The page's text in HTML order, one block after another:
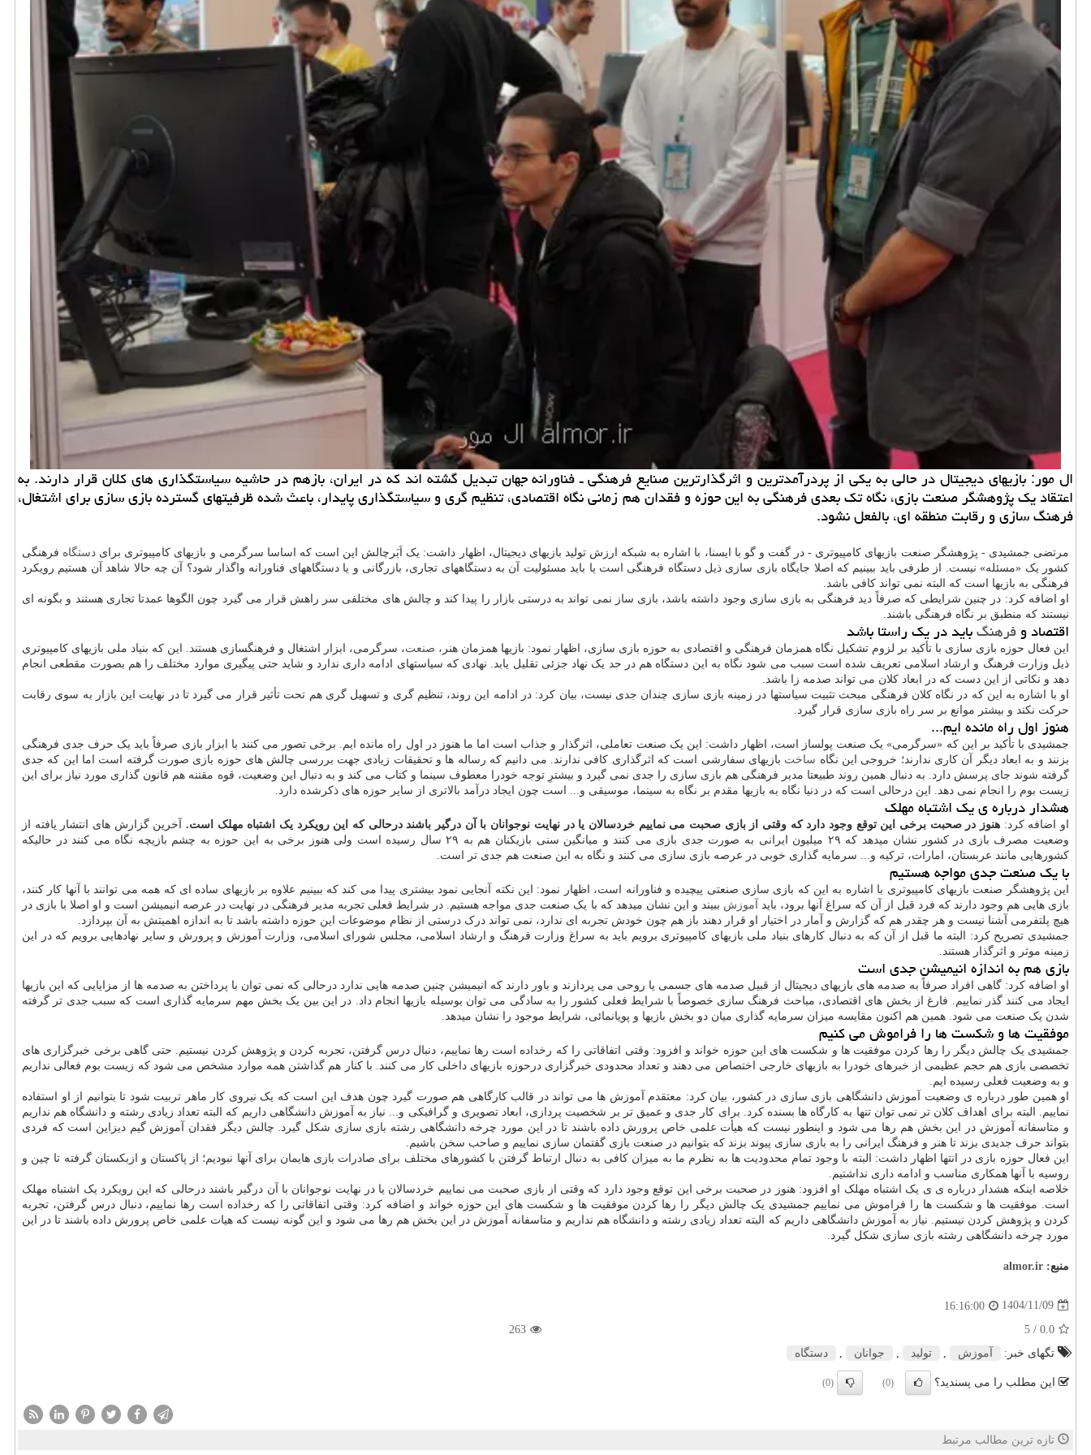
ال مور: بازیهای دیجیتال در حالی به یکی از پردرآمدترین و اثرگذارترین صنایع فرهنگی ـ فناورانه جهان تبدیل گشته اند که در ایران، بازهم در حاشیه سیاستگذاری های کلان قرار دارند. به
اعتقاد یک پژوهشگر صنعت بازی، نگاه تک بعدی فرهنگی به این حوزه و فقدان هم زمانی نگاه اقتصادی، تنظیم گری و سیاستگذاری پایدار، باعث شده ظرفیتهای گسترده بازی سازی برای اشتغال،
فرهنگ سازی و رقابت منطقه ای، بالفعل نشود.
مرتضی جمشیدی - پژوهشگر صنعت بازیهای کامپیوتری - در گفت و گو با ایسنا، با اشاره به شبکه ارزش تولید بازیهای دیجیتال، اظهار داشت: یک اَبَرچالش این است که اساسا سرگرمی و بازیهای کامپیوتری برای دستگاه فرهنگی
کشور یک «مسئله» نیست. از طرفی باید ببینیم که اصلا جایگاه بازی سازی ذیل دستگاه فرهنگی است یا باید مسئولیت آن به دستگاههای تجاری، بازرگانی و یا دستگاههای فناورانه واگذار شود؟ آن چه حالا شاهد آن هستیم رویکرد
فرهنگی به بازیها است که البته نمی تواند کافی باشد.
او اضافه کرد: در چنین شرایطی که صرفاً دید فرهنگی به بازی سازی وجود داشته باشد، بازی ساز نمی تواند به درستی بازار را پیدا کند و چالش های مختلفی سر راهش قرار می گیرد چون الگوها عمدتا تجاری هستند و بگونه ای
نیستند که منطبق بر نگاه فرهنگی باشند.
اقتصاد وفرهنگباید در یک راستا باشد
این فعال حوزه بازی سازی با تأکید بر لزوم تشکیل نگاه همزمان فرهنگی و اقتصادی به حوزه بازی سازی، اظهار نمود: بازیها همزمان هنر، صنعت، سرگرمی، ابزار اشتغال و فرهنگسازی هستند. این که بنیاد ملی بازیهای کامپیوتری
ذیل وزارت فرهنگ و ارشاد اسلامی تعریف شده است سبب می شود نگاه به این دستگاه هم در حد یک نهاد جزئی تقلیل یابد. نهادی که سیاستهای ادامه داری ندارد و شاید حتی پیگیری موارد مختلف را هم بصورت مقطعی انجام
دهد و نکاتی از این دست که در ابعاد کلان می تواند صدمه زا باشد.
او با اشاره به این که در نگاه کلان فرهنگی مبحث تثبیت سیاستها در زمینه بازی سازی چندان جدی نیست، بیان کرد: در ادامه این روند، تنظیم گری و تسهیل گری هم تحت تأثیر قرار می گیرد تا در نهایت این بازار به سوی رقابت
حرکت نکند و بیشتر موانع بر سر راه بازی سازی قرار گیرد.
هنوز اول راه مانده ایم...
جمشیدی با تأکید بر این که «سرگرمی» یک صنعت پولساز است، اظهار داشت: این یک صنعت تعاملی، اثرگذار و جذاب است اما ما هنوز در اول راه مانده ایم. برخی تصور می کنند با ابزار بازی صرفاً باید یک حرف جدی فرهنگی
بزنند و به ابعاد دیگر آن کاری ندارند؛ خروجی این نگاه ساخت بازیهای سفارشی است که اثرگذاری کافی ندارند. می دانیم که رساله ها و تحقیقات زیادی جهت بررسی چالش های حوزه بازی صورت گرفته است اما این که جدی
گرفته شوند جای پرسش دارد. به دنبال همین روند طبیعتا مدیر فرهنگی هم بازی سازی را جدی نمی گیرد و بیشترِ توجه خودرا معطوف سینما و کتاب می کند و به دنبال این وضعیت، قوه مقننه هم قانون گذاری مورد نیاز برای این
زیست بوم را انجام نمی دهد. این درحالی است که در دنیا نگاه به بازیها مقدم بر نگاه به سینما، موسیقی و... است چون ایجاد درآمد بالاتری از سایر حوزه های ذکرشده دارد.
هشدار درباره ی یک اشتباه مهلک
او اضافه کرد: هنوز در صحبت برخی این توقع وجود دارد که وقتی از بازی صحبت می نماییم خردسالان یا در نهایت نوجوانان با آن درگیر باشند درحالی که این رویکرد یک اشتباه مهلک است.آخرین گزارش های انتشار یافته از
وضعیت مصرف بازی در کشور نشان میدهد که ۲۹ میلیون ایرانی به صورت جدی بازی می کنند و میانگین سنی بازیکنان هم به ۲۹ سال رسیده است ولی هنوز برخی به این حوزه به چشم بازیچه نگاه می کنند در حالیکه
کشورهایی مانند عربستان، امارات، ترکیه و... سرمایه گذاری خوبی در عرصه بازی سازی می کنند و نگاه به این صنعت هم جدی تر است.
با یک صنعت جدی مواجه هستیم
این پژوهشگر صنعت بازیهای کامپیوتری با اشاره به این که بازی سازی صنعتی پیچیده و فناورانه است، اظهار نمود: این نکته آنجایی نمود بیشتری پیدا می کند که ببینیم علاوه بر بازیهای ساده ای که همه می توانند با آنها کار کنند،
بازی هایی هم وجود دارند که فرد قبل از آن که سراغ آنها برود، باید آموزش ببیند و این نشان میدهد که با یک صنعت جدی مواجه هستیم. در شرایط فعلی تجربه مدیر فرهنگی در نهایت در عرصه انیمیشن است و او اصلا با بازی در
هیچ پلتفرمی آشنا نیست و هر چقدر هم که گزارش و آمار در اختیار او قرار دهند باز هم چون خودش تجربه ای ندارد، نمی تواند درک درستی از نظام موضوعات این حوزه داشته باشد تا به اندازه اهمیتش به آن بپردازد.
جمشیدی تصریح کرد: البته ما قبل از آن که به دنبال کارهای بنیاد ملی بازیهای کامپیوتری برویم باید به سراغ وزارت فرهنگ و ارشاد اسلامی، مجلس شورای اسلامی، وزارت آموزش و پرورش و سایر نهادهایی برویم که در این
زمینه موثر و اثرگذار هستند.
بازی هم به اندازه انیمیشن جدی است
او اضافه کرد: گاهی افراد صرفاً به صدمه های بازیهای دیجیتال از قبیل صدمه های جسمی یا روحی می پردازند و باور دارند که انیمیشن چنین صدمه هایی ندارد درحالی که نمی توان با پرداختن به صدمه ها از مزایایی که این بازیها
ایجاد می کنند گذر نماییم. فارغ از بخش های اقتصادی، مباحث فرهنگ سازی خصوصاً با شرایط فعلی کشور را به سادگی می توان بوسیله بازیها انجام داد. در این بین یک بخش مهم سرمایه گذاری است که سبب جدی تر گرفته
شدن یک صنعت می شود. همین هم اکنون مقایسه میزان سرمایه گذاری میان دو بخش بازیها و پویانمائی، شرایط موجود را نشان میدهد.
موفقیت ها و شکست ها را فراموش می کنیم
جمشیدی یک چالش دیگر را رها کردن موفقیت ها و شکست های این حوزه خواند و افزود: وقتی اتفاقاتی را که رخداده است رها نماییم، دنبال درس گرفتن، تجربه کردن و پژوهش کردن نیستیم. حتی گاهی برخی خبرگزاری های
تخصصی بازی هم حجم عظیمی از خبرهای خودرا به بازیهای خارجی اختصاص می دهند و تعداد محدودی خبرگزاری درحوزه بازیهای داخلی کار می کنند. با کنار هم گذاشتن همه موارد مشخص می شود که زیست بوم فعالی نداریم
و به وضعیت فعلی رسیده ایم.
او همین طور درباره ی وضعیت آموزش دانشگاهی بازی سازی در کشور، بیان کرد: معتقدم آموزش ها می تواند در قالب کارگاهی هم صورت گیرد چون هدف این است که یک نیروی کار ماهر تربیت شود تا بتوانیم از او استفاده
نماییم. البته برای اهداف کلان تر نمی توان تنها به کارگاه ها بسنده کرد. برای کار جدی و عمیق تر بر شخصیت پردازی، ابعاد تصویری و گرافیکی و... نیاز به آموزش دانشگاهی داریم که البته تعداد زیادی رشته و دانشگاه هم نداریم
و متاسفانه آموزش در این بخش هم رها می شود و اینطور نیست که هیأت علمی خاص پرورش داده باشند تا در این مورد چرخه دانشگاهی رشته بازی سازی شکل گیرد. چالش دیگر فقدان آموزش گیم دیزاین است که فردی
بتواند حرف جدیدی بزند تا هنر و فرهنگ ایرانی را به بازی سازی پیوند بزند که بتوانیم در صنعت بازی گفتمان سازی نماییم و صاحب سخن باشیم.
این فعال حوزه بازی در انتها اظهار داشت: البته با وجود تمام محدودیت ها به نظرم ما به میزان کافی به دنبال ارتباط گرفتن با کشورهای مختلف برای صادرات بازی هایمان برای آنها نبودیم؛ از پاکستان و ازبکستان گرفته تا چین و
روسیه با آنها همکاری مناسب و ادامه داری نداشتیم.
خلاصه اینکه هشدار درباره ی ی یک اشتباه مهلک او افزود: هنوز در صحبت برخی این توقع وجود دارد که وقتی از بازی صحبت می نماییم خردسالان یا در نهایت نوجوانان با آن درگیر باشند درحالی که این رویکرد یک اشتباه مهلک
است. موفقیت ها و شکست ها را فراموش می نماییم جمشیدی یک چالش دیگر را رها کردن موفقیت ها و شکست های این حوزه خواند و اضافه کرد: وقتی اتفاقاتی را که رخداده است رها نماییم، دنبال درس گرفتن، تجربه
کردن و پژوهش کردن نیستیم. نیاز به آموزش دانشگاهی داریم که البته تعداد زیادی رشته و دانشگاه هم نداریم و متاسفانه آموزش در این بخش هم رها می شود و این گونه نیست که هیات علمی خاص پرورش داده باشند تا در این
مورد چرخه دانشگاهی رشته بازی سازی شکل گیرد.
منبع: almor.ir
1404/11/09
16:16:00
0.0
/ 5
263
تگهای خبر:
آموزش تولید جوانان دستگاه
این مطلب را می پسندید؟ (0)
(0)
تازه ترین مطالب مرتبط